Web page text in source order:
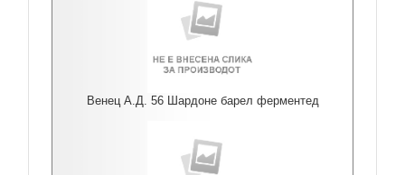
Венец А.Д. 56 Шардоне барел ферментед